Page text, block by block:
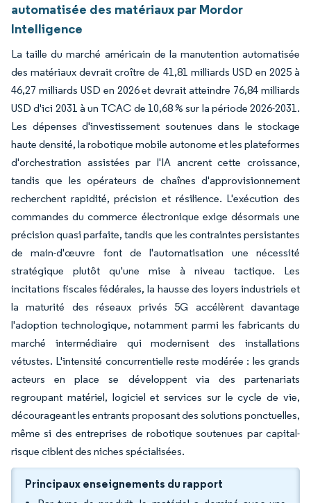
automatisée des matériaux par Mordor
Intelligence
La taille du marché américain de la manutention automatisée
des matériaux devrait croître de 41,81 milliards USD en 2025 à
46,27 milliards USD en 2026 et devrait atteindre 76,84 milliards
USD d'ici 2031 à un TCAC de 10,68 % sur la période 2026-2031.
Les dépenses d'investissement soutenues dans le stockage
haute densité, la robotique mobile autonome et les plateformes
d'orchestration assistées par l'IA ancrent cette croissance,
tandis que les opérateurs de chaînes d'approvisionnement
recherchent rapidité, précision et résilience. L'exécution des
commandes du commerce électronique exige désormais une
précision quasi parfaite, tandis que les contraintes persistantes
de main-d'œuvre font de l'automatisation une nécessité
stratégique plutôt qu'une mise à niveau tactique. Les
incitations fiscales fédérales, la hausse des loyers industriels et
la maturité des réseaux privés 5G accélèrent davantage
l'adoption technologique, notamment parmi les fabricants du
marché intermédiaire qui modernisent des installations
vétustes. L'intensité concurrentielle reste modérée : les grands
acteurs en place se développent via des partenariats
regroupant matériel, logiciel et services sur le cycle de vie,
décourageant les entrants proposant des solutions ponctuelles,
même si des entreprises de robotique soutenues par capital-
risque ciblent des niches spécialisées.
Principaux enseignements du rapport